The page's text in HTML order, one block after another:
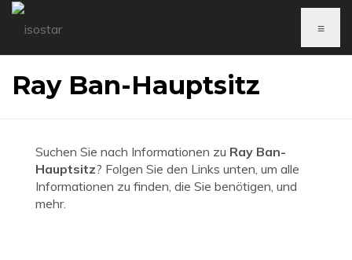
≡
Ray Ban-Hauptsitz
Suchen Sie nach Informationen zu Ray Ban-
Hauptsitz? Folgen Sie den Links unten, um alle
Informationen zu finden, die Sie benötigen, und
mehr.